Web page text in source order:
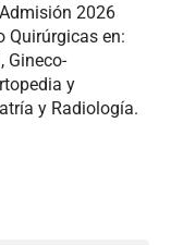
2026
Quirúrgicas en:
Gineco-
y
y Radiología.